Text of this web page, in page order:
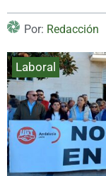
Por: Redacción
Laboral